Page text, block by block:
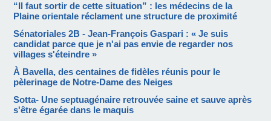
“Il faut sortir de cette situation” : les médecins de la
Plaine orientale réclament une structure de proximité
Sénatoriales 2B - Jean-François Gaspari : « Je suis
candidat parce que je n'ai pas envie de regarder nos
villages s'éteindre »
À Bavella, des centaines de fidèles réunis pour le
pèlerinage de Notre-Dame des Neiges
Sotta- Une septuagénaire retrouvée saine et sauve après
s'être égarée dans le maquis